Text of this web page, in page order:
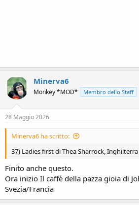
Minerva6
Monkey *MOD* Membro dello Staff
28 Maggio 2026
Minerva6 ha scritto:
37) Ladies first di Thea Sharrock,
Finito anche questo.
Ora inizio Il caffè della pazza gioia di
Svezia/Francia